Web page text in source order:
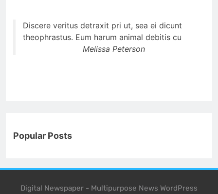
Discere veritus detraxit pri ut, sea ei dicunt
theophrastus. Eum harum animal debitis cu
Melissa Peterson
Popular Posts
Digital Newspaper - Multipurpose News WordPress